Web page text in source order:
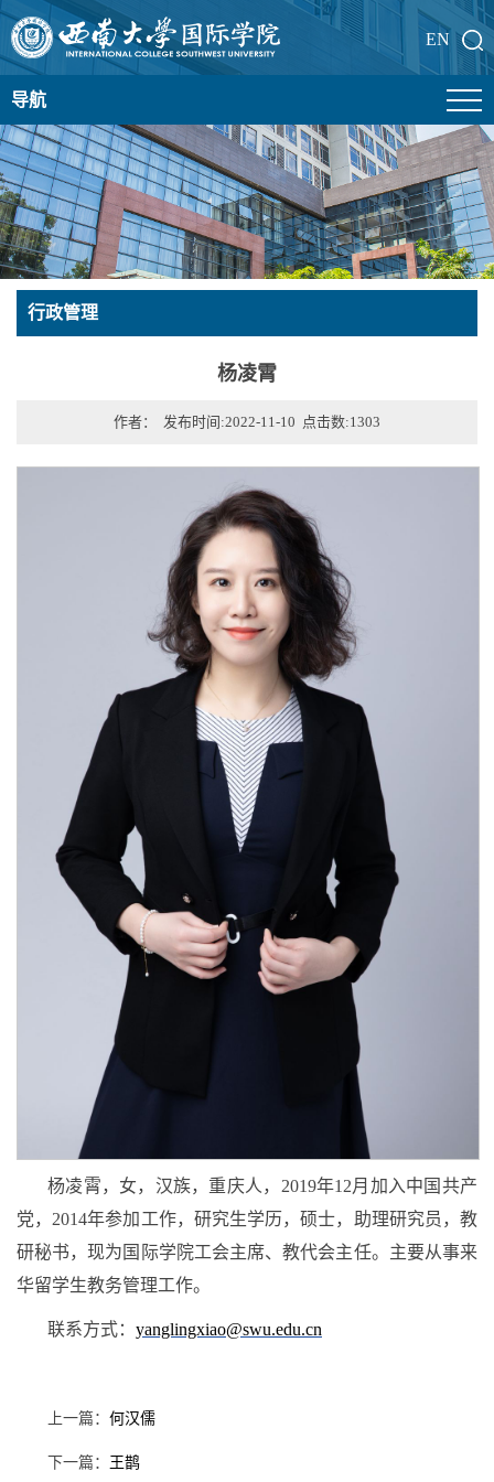
EN
导航
行政管理
杨凌霄
作者： 发布时间:2022-11-10 点击数:1303
杨凌霄，女，汉族，重庆人，2019年12月加入中国共产
党，2014年参加工作，研究生学历，硕士，助理研究员，教
研秘书，现为国际学院工会主席、教代会主任。主要从事来
华留学生教务管理工作。
联系方式： yanglingxiao@swu.edu.cn
上一篇： 何汉儒
下一篇： 王鹊